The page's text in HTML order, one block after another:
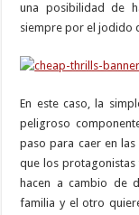
una posibilidad de
siempre por el jodido
En este caso, la
peligroso
paso para caer en
que los
hacen a cambio de
familia y el otro